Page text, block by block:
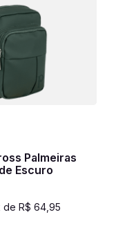
Palmeiras
Escuro
de R$ 64, 95